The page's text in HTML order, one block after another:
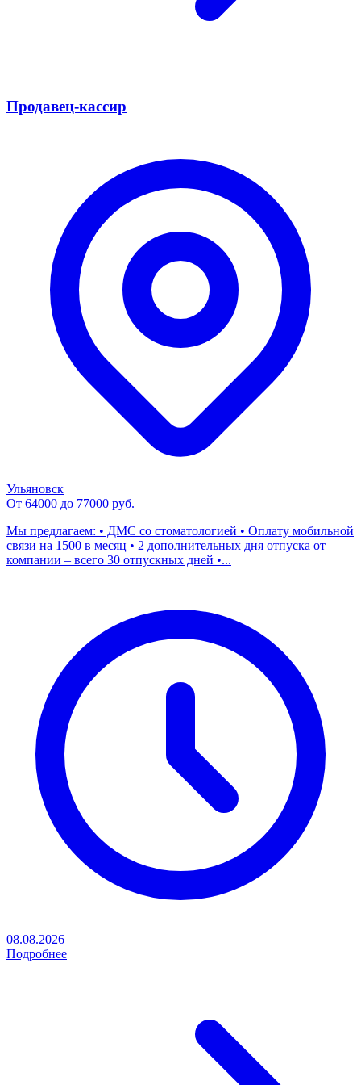
Продавец-кассир
Ульяновск
От 64000 до 77000 руб.
Мы предлагаем: • ДМС со стоматологией • Оплату мобильной
связи на 1500 в месяц • 2 дополнительных дня отпуска от
компании – всего 30 отпускных дней •...
08.08.2026
Подробнее